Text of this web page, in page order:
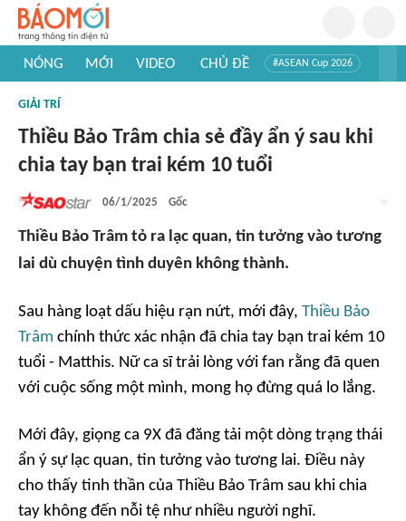
NÓNG MỚI VIDEO CHỦ ĐỀ #ASEAN Cup 2026
#Khám phá thế giới
GIẢI TRÍ
Thiều Bảo Trâm chia sẻ đầy ẩn ý sau khi
chia tay bạn trai kém 10 tuổi
06/1/2025 Gốc
Thiều Bảo Trâm tỏ ra lạc quan, tin tưởng vào tương
lai dù chuyện tình duyên không thành.
Sau hàng loạt dấu hiệu rạn nứt, mới đây, Thiều Bảo
Trâm chính thức xác nhận đã chia tay bạn trai kém 10
tuổi - Matthis. Nữ ca sĩ trải lòng với fan rằng đã quen
với cuộc sống một mình, mong họ đừng quá lo lắng.
Mới đây, giọng ca 9X đã đăng tải một dòng trạng thái
ẩn ý sự lạc quan, tin tưởng vào tương lai. Điều này
cho thấy tinh thần của Thiều Bảo Trâm sau khi chia
tay không đến nỗi tệ như nhiều người nghĩ.